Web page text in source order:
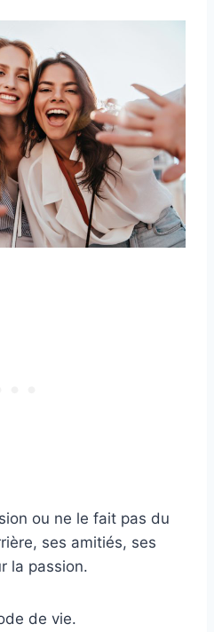
ou ne le fait pas du
ses amitiés, ses
la passion.
de vie.